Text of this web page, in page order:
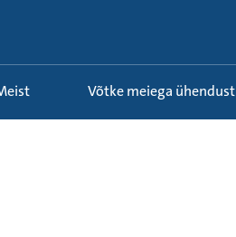
Meist Võtke meiega ühendust